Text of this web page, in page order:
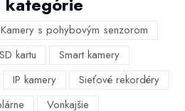
Kamery s pohybovým senzorom
kartu
Smart kamery
IP kamery
Sieťové rekordéry
Vonkajšie